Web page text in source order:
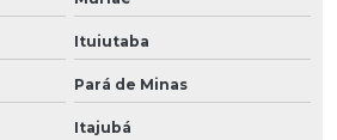
Ituiutaba
Pará de Minas
Itajubá